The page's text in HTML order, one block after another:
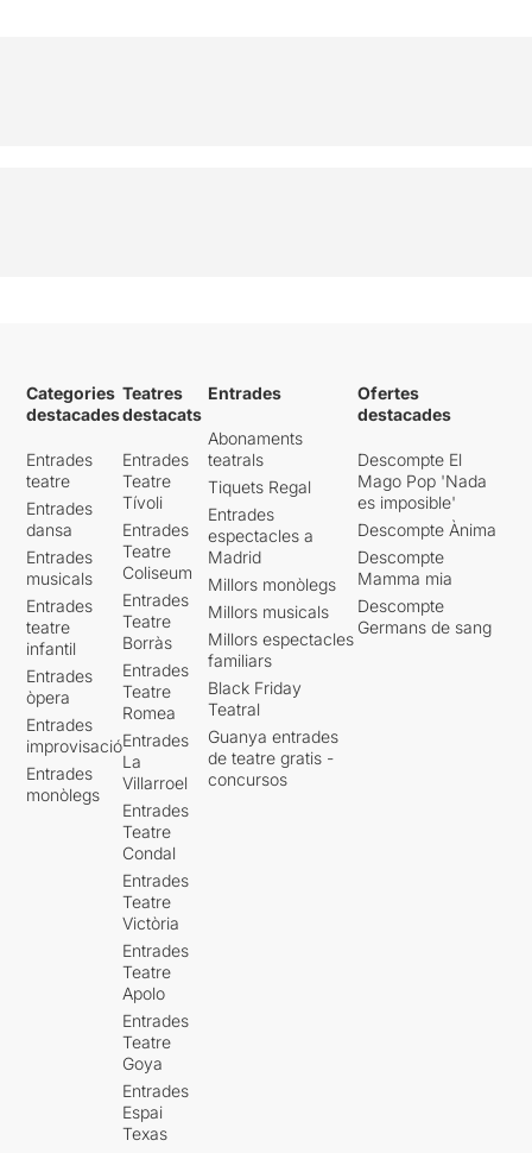
Categories
destacades
Entrades
teatre
Entrades
dansa
Entrades
musicals
Entrades
teatre
infantil
Entrades
òpera
Entrades
improvisació
Entrades
monòlegs
Teatres
destacats
Entrades
Teatre
Tívoli
Entrades
Teatre
Coliseum
Entrades
Teatre
Borràs
Entrades
Teatre
Romea
Entrades
La
Villarroel
Entrades
Teatre
Condal
Entrades
Teatre
Victòria
Entrades
Teatre
Apolo
Entrades
Teatre
Goya
Entrades
Espai
Texas
Entrades
Abonaments
teatrals
Tiquets Regal
Entrades
espectacles a
Madrid
Millors monòlegs
Millors musicals
Millors espectacles
familiars
Black Friday
Teatral
Guanya entrades
de teatre gratis -
concursos
Ofertes
destacades
Descompte El
Mago Pop 'Nada
es imposible'
Descompte Ànima
Descompte
Mamma mia
Descompte
Germans de sang